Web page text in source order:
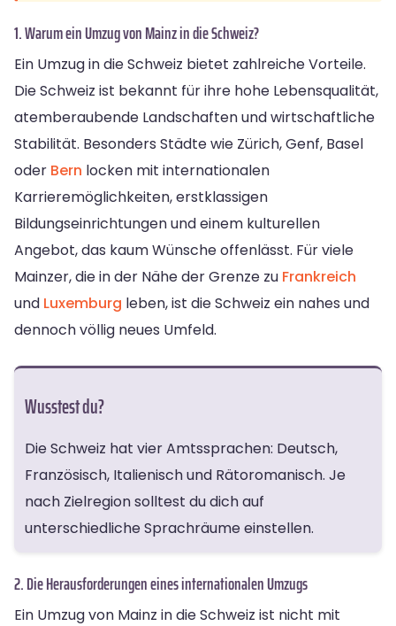
1. Warum ein Umzug von Mainz in die Schweiz?
Ein Umzug in die Schweiz bietet zahlreiche Vorteile.
Die Schweiz ist bekannt für ihre hohe Lebensqualität,
atemberaubende Landschaften und wirtschaftliche
Stabilität. Besonders Städte wie Zürich, Genf, Basel
oder Bern locken mit internationalen
Karrieremöglichkeiten, erstklassigen
Bildungseinrichtungen und einem kulturellen
Angebot, das kaum Wünsche offenlässt. Für viele
Mainzer, die in der Nähe der Grenze zu Frankreich
und Luxemburg leben, ist die Schweiz ein nahes und
dennoch völlig neues Umfeld.
Wusstest du?
Die Schweiz hat vier Amtssprachen: Deutsch,
Französisch, Italienisch und Rätoromanisch. Je
nach Zielregion solltest du dich auf
unterschiedliche Sprachräume einstellen.
2. Die Herausforderungen eines internationalen Umzugs
Ein Umzug von Mainz in die Schweiz ist nicht mit